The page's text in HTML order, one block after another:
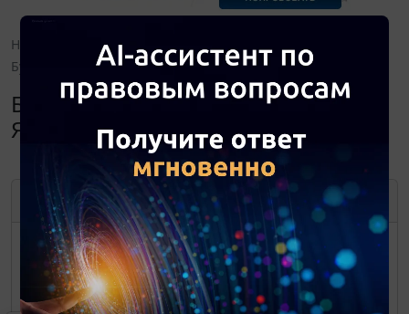
Новости и аналитика
Бухучет и отчетность
Навигатор. Январь 2013
Бухучет и отчетность. Навигатор.
Январь 2013
ЯНВАРЬ
2013
ПН
ВТ СР ЧТ ПТ
ВС
1
2 3 4 5
7
8 9 10 11 12